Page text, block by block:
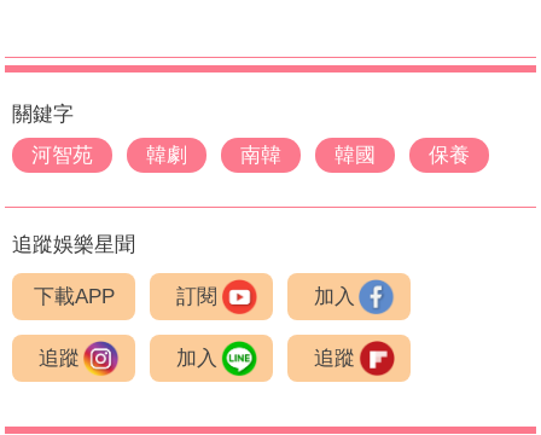
關鍵字
河智苑
韓劇 南韓 韓國 保養
追蹤娛樂星聞
下載APP 訂閱 加入
追蹤 加入 追蹤